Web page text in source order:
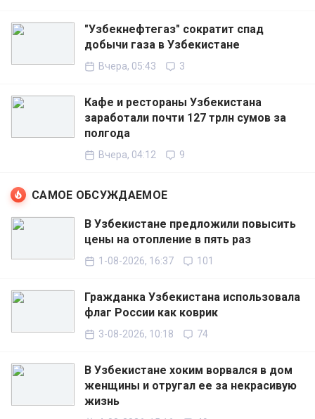
"Узбекнефтегаз" сократит спад
добычи газа в Узбекистане
Вчера, 05:43 3
Кафе и рестораны Узбекистана
заработали почти 127 трлн сумов за
полгода
Вчера, 04:12 9
САМОЕ ОБСУЖДАЕМОЕ
В Узбекистане предложили повысить
цены на отопление в пять раз
1-08-2026, 16:37 101
Гражданка Узбекистана использовала
флаг России как коврик
3-08-2026, 10:18 74
В Узбекистане хоким ворвался в дом
женщины и отругал ее за некрасивую
жизнь